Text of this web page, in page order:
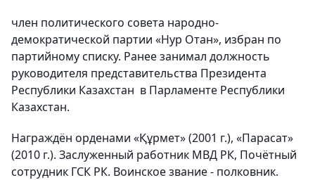
член политического совета народно-
демократической партии «Нур Отан», избран по
партийному списку. Ранее занимал должность
руководителя представительства Президента
Республики Казахстан в Парламенте Республики
Казахстан.
Награждён орденами «Құрмет» (2001 г.), «Парасат»
(2010 г.). Заслуженный работник МВД РК, Почётный
сотрудник ГСК РК. Воинское звание - полковник.